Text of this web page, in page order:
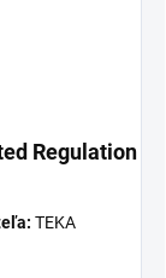
Regulation
TEKA